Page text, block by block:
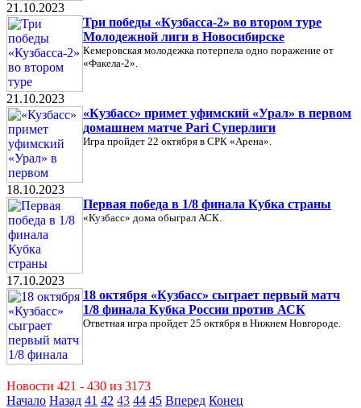
21.10.2023
Три победы «Кузбасса-2» во втором туре
Молодежной лиги в Новосибирске
Кемеровская молодежка потерпела одно поражение от
«Факела-2».
21.10.2023
«Кузбасс» примет уфимский «Урал» в первом
домашнем матче Pari Суперлиги
Игра пройдет 22 октября в СРК «Арена».
18.10.2023
Первая победа в 1/8 финала Кубка страны
«Кузбасс» дома обыграл АСК.
17.10.2023
18 октября «Кузбасс» сыграет первый матч
1/8 финала Кубка России против АСК
Ответная игра пройдет 25 октября в Нижнем Новгороде.
Новости 421 - 430 из 3173
Начало Назад 41 42 43 44 45 Вперед Конец